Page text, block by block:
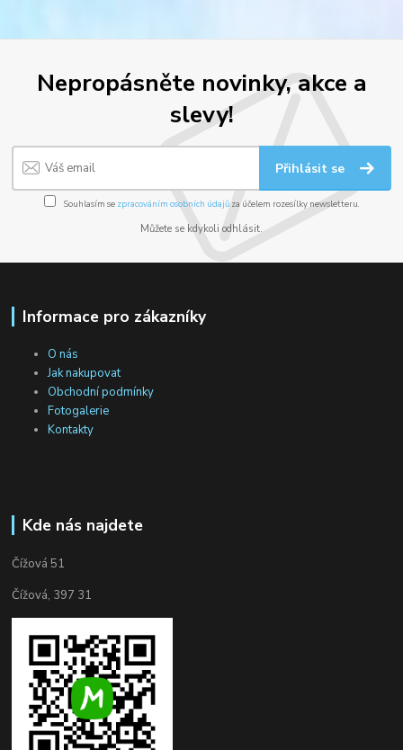
Nepropásněte novinky, akce a
slevy!
Přihlásit se
Souhlasím se zpracováním osobních údajůza účelem rozesílky newsletteru.
Můžete se kdykoli odhlásit.
Informace pro zákazníky
O nás
Jak nakupovat
Obchodní podmínky
Fotogalerie
Kontakty
Kde nás najdete
Čížová 51
Čížová, 397 31